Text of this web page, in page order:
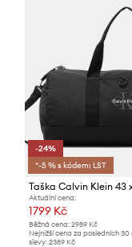
-24%
*-5 % s kódem: LST
Taška Calvin Klein 43
Aktuální cena:
1799 Kč
Běžná cena: 2989 Kč
Nejnižší cena za posledních
slevy: 2389 Kč